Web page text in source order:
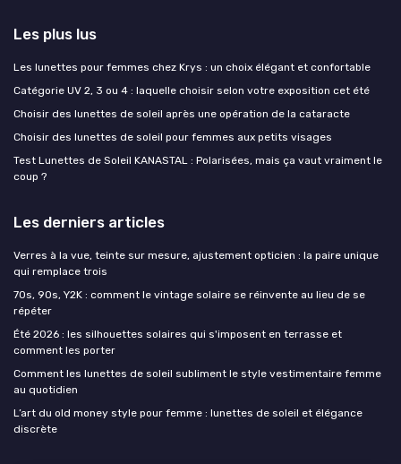
Les plus lus
Les lunettes pour femmes chez Krys : un choix élégant et confortable
Catégorie UV 2, 3 ou 4 : laquelle choisir selon votre exposition cet été
Choisir des lunettes de soleil après une opération de la cataracte
Choisir des lunettes de soleil pour femmes aux petits visages
Test Lunettes de Soleil KANASTAL : Polarisées, mais ça vaut vraiment le
coup ?
Les derniers articles
Verres à la vue, teinte sur mesure, ajustement opticien : la paire unique
qui remplace trois
70s, 90s, Y2K : comment le vintage solaire se réinvente au lieu de se
répéter
Été 2026 : les silhouettes solaires qui s'imposent en terrasse et
comment les porter
Comment les lunettes de soleil subliment le style vestimentaire femme
au quotidien
L’art du old money style pour femme : lunettes de soleil et élégance
discrète